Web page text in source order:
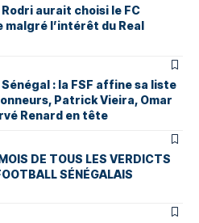
aurait choisi le FC
malgré l’intérêt du Real
Sénégal : la FSF affine sa liste
Patrick Vieira, Omar
Renard en tête
DE TOUS LES VERDICTS
SÉNÉGALAIS